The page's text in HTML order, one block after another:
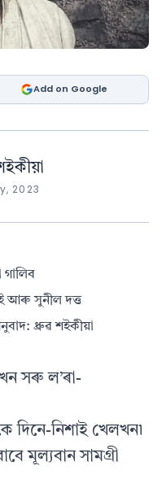
Add on Google
2023
গালিব
আৰু সুনীল দত্ত
ধ্ৰুৱ শইকীয়া
সৰু ল’ৰা-
দিনে-নিশাই খেলখন৷
মূল্যবান সামগ্ৰী